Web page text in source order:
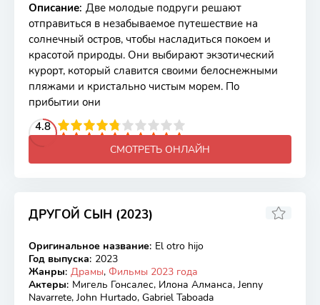
Описание: Две молодые подруги решают
отправиться в незабываемое путешествие на
солнечный остров, чтобы насладиться покоем и
красотой природы. Они выбирают экзотический
курорт, который славится своими белоснежными
пляжами и кристально чистым морем. По
прибытии они
4.8
4 5 6 7 8 9 10
СМОТРЕТЬ ОНЛАЙН
ДРУГОЙ СЫН (2023)
WEB-DL
6.5
Оригинальное название: El otro hijo
Год выпуска: 2023
Жанры: Драмы, Фильмы 2023 года
Актеры: Мигель Гонсалес, Илона Алманса, Jenny
Navarrete, John Hurtado, Gabriel Taboada